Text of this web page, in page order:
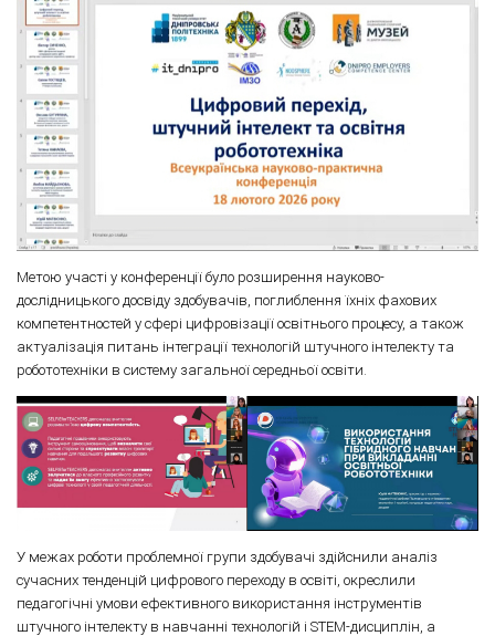
Метою участі у конференції було розширення науково-
дослідницького досвіду здобувачів, поглиблення їхніх фахових
компетентностей у сфері цифровізації освітнього процесу, а також
актуалізація питань інтеграції технологій штучного інтелекту та
робототехніки в систему загальної середньої освіти.
У межах роботи проблемної групи здобувачі здійснили аналіз
сучасних тенденцій цифрового переходу в освіті, окреслили
педагогічні умови ефективного використання інструментів
штучного інтелекту в навчанні технологій і STEM-дисциплін, а